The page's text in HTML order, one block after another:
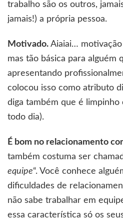
trabalho são os outros,
jamais!) a própria pessoa.
Motivado. Aiaiai… motivação
mas tão básica para alguém
apresentando
colocou isso como atributo
diga também que é
todo dia).
É bom no relacionamento
também costuma ser
equipe“. Você conhece
dificuldades de
não sabe trabalhar em
essa característica só os